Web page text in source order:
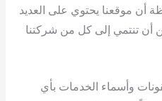
أن موقعنا يحتوي على العديد
أن تنتمي إلى كل من شركتنا
وأسماء الخدمات بأي